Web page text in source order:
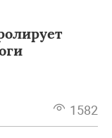
1582